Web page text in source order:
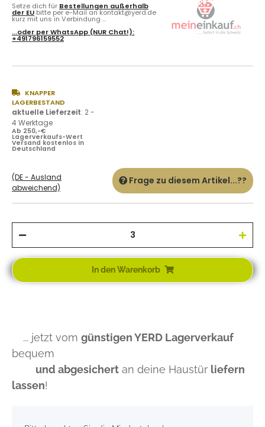
Setze dich für Bestellungen außerhalb
der EU bitte per e-Mail an kontakt@yerd.de
kurz mit uns in Verbindung ...
...oder perWhatsApp (NUR Chat!):
+491796159552
KNAPPER
LAGERBESTAND
aktuelle Lieferzeit: 2 -
4 Werktage
Ab 250,-€
Lagerverkaufs-Wert
Versand kostenlos in
Deutschland
(DE - Ausland
abweichend)
Frage zu diesem Artikel...??
In den Warenkorb
... jetzt vom günstigen YERD Lagerverkauf
bequem
und abgesichert an deine Haustür liefern
lassen!